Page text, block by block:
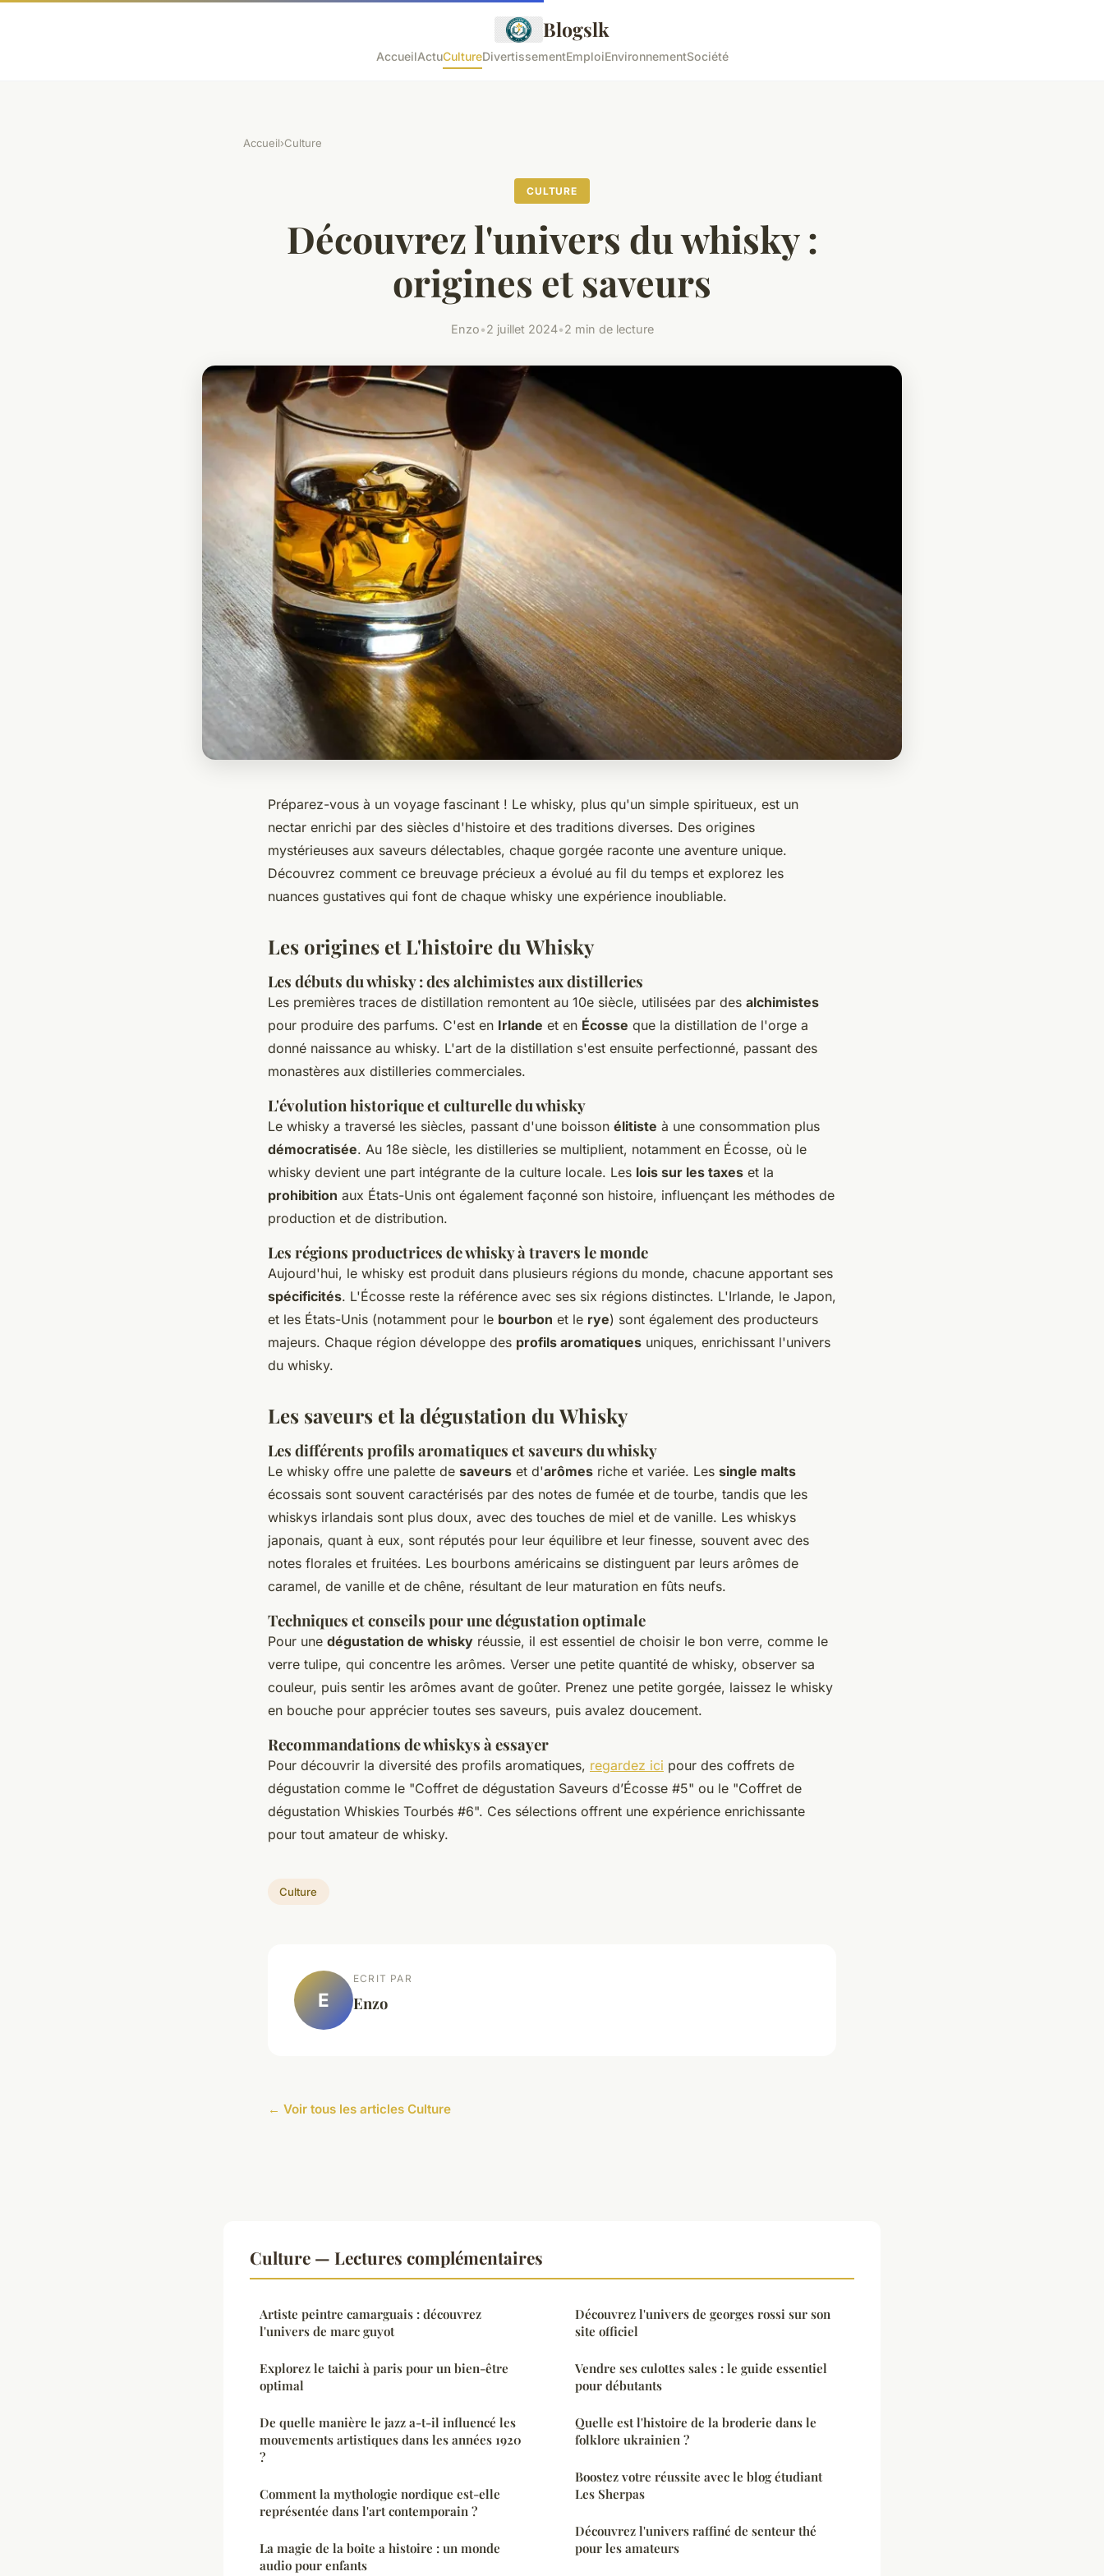
Blogslk
AccueilActuCultureDivertissementEmploiEnvironnementSociété
Accueil›Culture
CULTURE
Découvrez l'univers du whisky :
origines et saveurs
Enzo•2 juillet 2024•2 min de lecture
Préparez-vous à un voyage fascinant ! Le whisky, plus qu'un simple spiritueux, est un
nectar enrichi par des siècles d'histoire et des traditions diverses. Des origines
mystérieuses aux saveurs délectables, chaque gorgée raconte une aventure unique.
Découvrez comment ce breuvage précieux a évolué au fil du temps et explorez les
nuances gustatives qui font de chaque whisky une expérience inoubliable.
Les origines et L'histoire du Whisky
Les débuts du whisky : des alchimistes aux distilleries
Les premières traces de distillation remontent au 10e siècle, utilisées par des alchimistes
pour produire des parfums. C'est en Irlande et en Écosse que la distillation de l'orge a
donné naissance au whisky. L'art de la distillation s'est ensuite perfectionné, passant des
monastères aux distilleries commerciales.
L'évolution historique et culturelle du whisky
Le whisky a traversé les siècles, passant d'une boisson élitiste à une consommation plus
démocratisée. Au 18e siècle, les distilleries se multiplient, notamment en Écosse, où le
whisky devient une part intégrante de la culture locale. Les lois sur les taxes et la
prohibition aux États-Unis ont également façonné son histoire, influençant les méthodes de
production et de distribution.
Les régions productrices de whisky à travers le monde
Aujourd'hui, le whisky est produit dans plusieurs régions du monde, chacune apportant ses
spécificités. L'Écosse reste la référence avec ses six régions distinctes. L'Irlande, le Japon,
et les États-Unis (notamment pour le bourbon et le rye) sont également des producteurs
majeurs. Chaque région développe des profils aromatiques uniques, enrichissant l'univers
du whisky.
Les saveurs et la dégustation du Whisky
Les différents profils aromatiques et saveurs du whisky
Le whisky offre une palette de saveurs et d'arômes riche et variée. Les single malts
écossais sont souvent caractérisés par des notes de fumée et de tourbe, tandis que les
whiskys irlandais sont plus doux, avec des touches de miel et de vanille. Les whiskys
japonais, quant à eux, sont réputés pour leur équilibre et leur finesse, souvent avec des
notes florales et fruitées. Les bourbons américains se distinguent par leurs arômes de
caramel, de vanille et de chêne, résultant de leur maturation en fûts neufs.
Techniques et conseils pour une dégustation optimale
Pour une dégustation de whisky réussie, il est essentiel de choisir le bon verre, comme le
verre tulipe, qui concentre les arômes. Verser une petite quantité de whisky, observer sa
couleur, puis sentir les arômes avant de goûter. Prenez une petite gorgée, laissez le whisky
en bouche pour apprécier toutes ses saveurs, puis avalez doucement.
Recommandations de whiskys à essayer
Pour découvrir la diversité des profils aromatiques, regardez ici pour des coffrets de
dégustation comme le "Coffret de dégustation Saveurs d’Écosse #5" ou le "Coffret de
dégustation Whiskies Tourbés #6". Ces sélections offrent une expérience enrichissante
pour tout amateur de whisky.
Culture
E
ECRIT PAR
Enzo
← Voir tous les articles Culture
Culture — Lectures complémentaires
Artiste peintre camarguais : découvrez
l'univers de marc guyot
Explorez le taichi à paris pour un bien-être
optimal
De quelle manière le jazz a-t-il influencé les
mouvements artistiques dans les années 1920
?
Comment la mythologie nordique est-elle
représentée dans l'art contemporain ?
La magie de la boite a histoire : un monde
audio pour enfants
Découvrez l'univers de georges rossi sur son
site officiel
Vendre ses culottes sales : le guide essentiel
pour débutants
Quelle est l'histoire de la broderie dans le
folklore ukrainien ?
Boostez votre réussite avec le blog étudiant
Les Sherpas
Découvrez l'univers raffiné de senteur thé
pour les amateurs